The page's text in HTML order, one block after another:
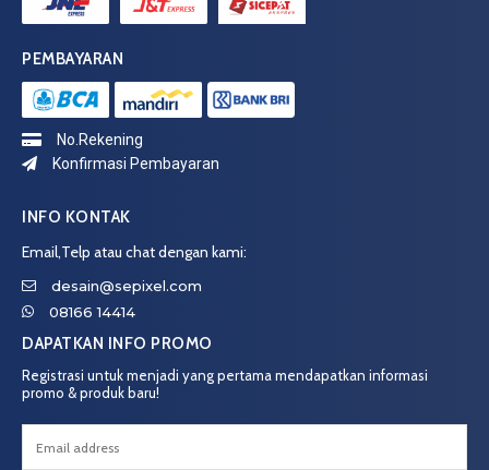
PEMBAYARAN
No.Rekening
Konfirmasi Pembayaran
INFO KONTAK
Email,Telp atau chat dengan kami:
desain@sepixel.com
08166 14414
DAPATKAN INFO PROMO
Registrasi untuk menjadi yang pertama mendapatkan informasi
promo & produk baru!